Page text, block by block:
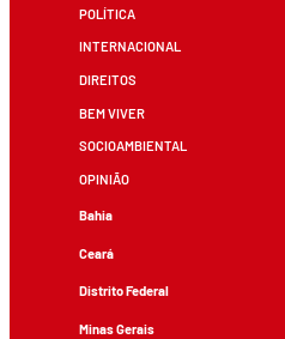
POLÍTICA
INTERNACIONAL
DIREITOS
BEM VIVER
SOCIOAMBIENTAL
OPINIÃO
Bahia
Ceará
Distrito Federal
Minas Gerais